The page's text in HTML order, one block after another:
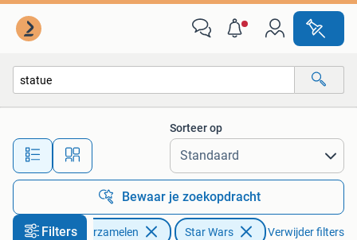
Alle afstanden…
Sorteer op
Bewaar je zoekopdracht
Filters Verzamelen Star Wars Verwijder filters